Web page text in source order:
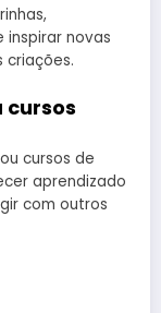
inspirar novas
criações.
cursos
cursos de
aprendizado
com outros